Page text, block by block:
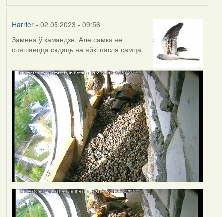
Harrier- 02.05.2023 - 09:56
Замена ў камандзе. Але самка не
спяшаецца сядаць на яйкі пасля самца.